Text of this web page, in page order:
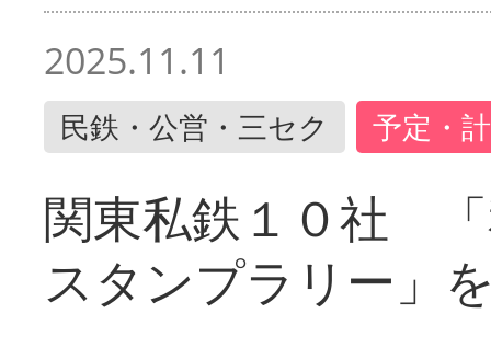
2025.11.11
民鉄・公営・三セク 予定・
関東私鉄１０社
スタンプラリー」